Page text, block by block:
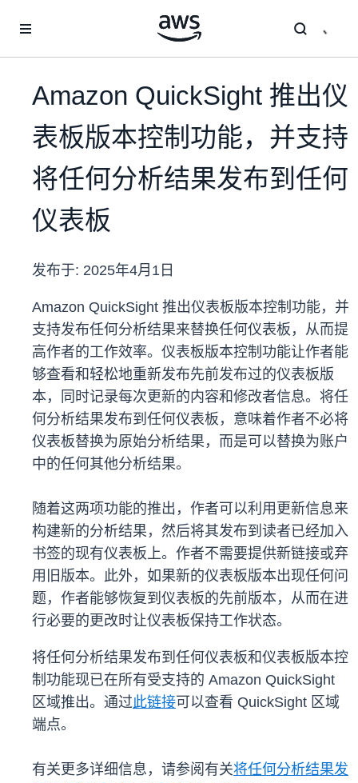
Amazon QuickSight 推出仪
表板版本控制功能，并支持
将任何分析结果发布到任何
仪表板
发布于: 2025年4月1日
Amazon QuickSight 推出仪表板版本控制功能，并
支持发布任何分析结果来替换任何仪表板，从而提
高作者的工作效率。仪表板版本控制功能让作者能
够查看和轻松地重新发布先前发布过的仪表板版
本，同时记录每次更新的内容和修改者信息。将任
何分析结果发布到任何仪表板，意味着作者不必将
仪表板替换为原始分析结果，而是可以替换为账户
中的任何其他分析结果。
随着这两项功能的推出，作者可以利用更新信息来
构建新的分析结果，然后将其发布到读者已经加入
书签的现有仪表板上。作者不需要提供新链接或弃
用旧版本。此外，如果新的仪表板版本出现任何问
题，作者能够恢复到仪表板的先前版本，从而在进
行必要的更改时让仪表板保持工作状态。
将任何分析结果发布到任何仪表板和仪表板版本控
制功能现已在所有受支持的 Amazon QuickSight
区域推出。通过此链接可以查看 QuickSight 区域
端点。
有关更多详细信息，请参阅有关将任何分析结果发